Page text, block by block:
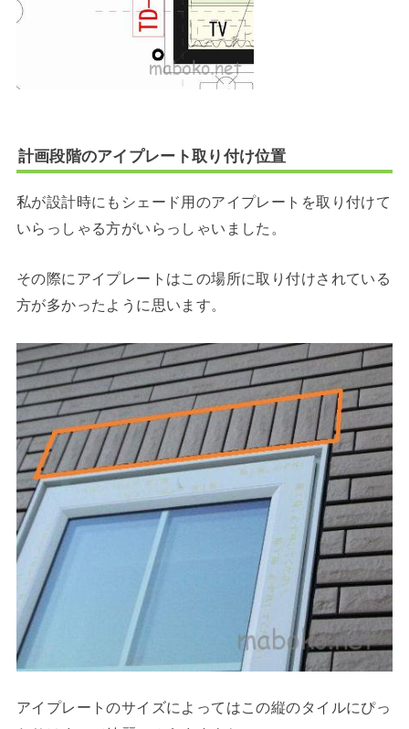
計画段階のアイプレート取り付け位置
私が設計時にもシェード用のアイプレートを取り付けて
いらっしゃる方がいらっしゃいました。
その際にアイプレートはこの場所に取り付けされている
方が多かったように思います。
アイプレートのサイズによってはこの縦のタイルにぴっ